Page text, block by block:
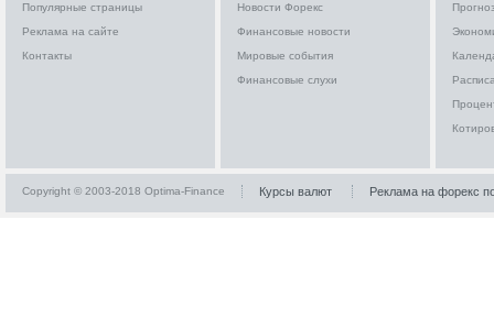
Популярные страницы
Реклама на сайте
Контакты
Новости Форекс
Финансовые новости
Мировые события
Финансовые слухи
Copyright © 2003-2018 Optima-Finance Курсы валют Реклама на форекс